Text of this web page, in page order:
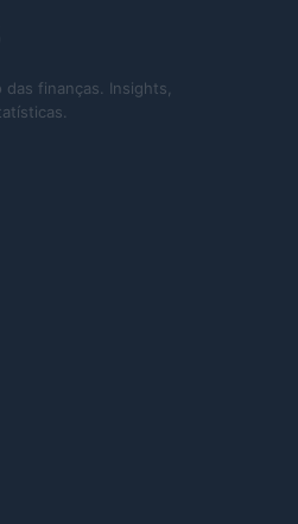
finanças. Insights,